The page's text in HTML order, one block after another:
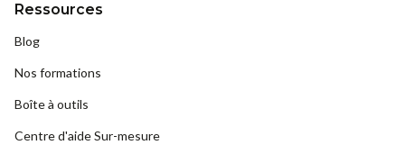
Ressources
Blog
Nos formations
Boîte à outils
Centre d'aide Sur-mesure